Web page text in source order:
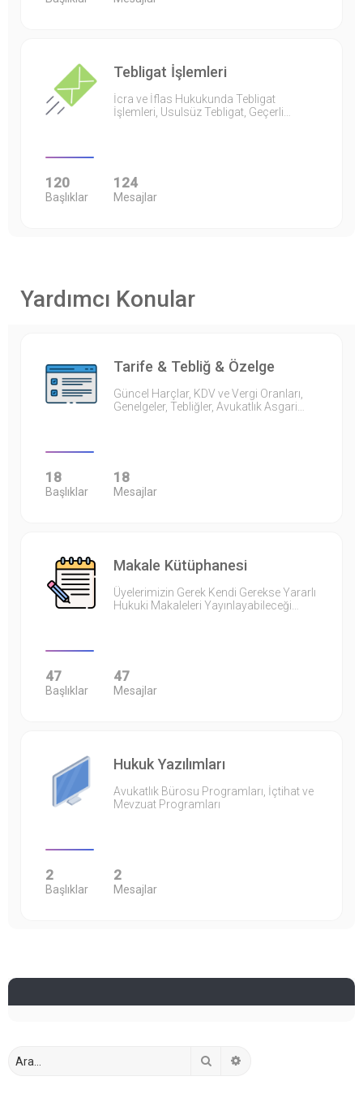
Tebligat İşlemleri
İcra ve İflas Hukukunda Tebligat
İşlemleri, Usulsüz Tebligat, Geçerli…
120
Başlıklar
124
Mesajlar
Yardımcı Konular
Tarife & Tebliğ & Özelge
Güncel Harçlar, KDV ve Vergi Oranları,
Genelgeler, Tebliğler, Avukatlık Asgari…
18
Başlıklar
18
Mesajlar
Makale Kütüphanesi
Üyelerimizin Gerek Kendi Gerekse Yararlı
Hukuki Makaleleri Yayınlayabileceği…
47
Başlıklar
47
Mesajlar
Hukuk Yazılımları
Avukatlık Bürosu Programları, İçtihat ve
Mevzuat Programları
2
Başlıklar
2
Mesajlar